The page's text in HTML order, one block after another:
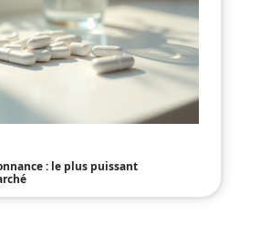
: le plus puissant